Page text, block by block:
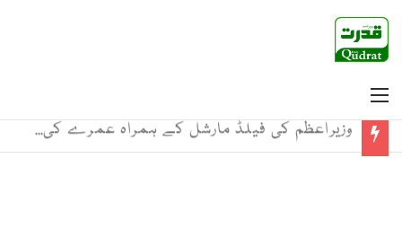
وزیراعظم کی فیلڈ مارشل کے ہمراہ عمرے کی ادائیگی ، خانہ کعبہ کا دروازہ کھول دیا گیا